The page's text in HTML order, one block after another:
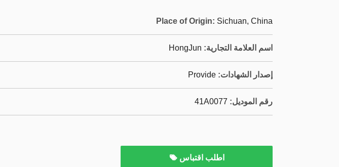
Place of Origin: Sichuan, China
اسم العلامة التجارية: HongJun
إصدار الشهادات: Provide
رقم الموديل: 41A0077
اطلب اقتباس